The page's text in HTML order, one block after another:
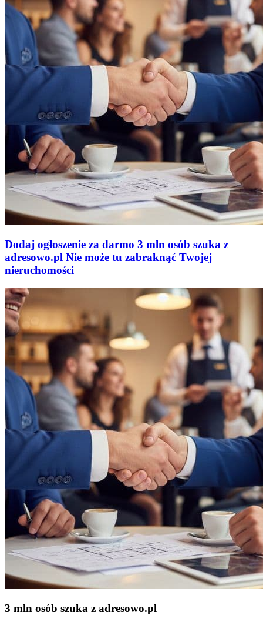
Dodaj ogłoszenie za darmo 3 mln osób szuka z
adresowo.pl Nie może tu zabraknąć Twojej
nieruchomości
3 mln osób szuka z adresowo.pl